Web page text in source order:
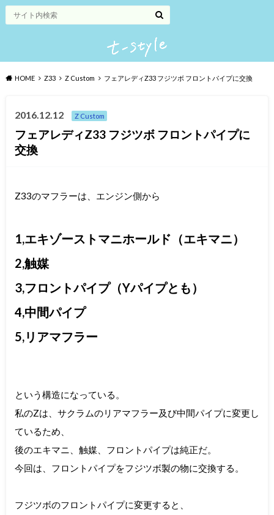
HOME Z33 Z Custom フェアレディZ33 フジツボ フロントパイプに交換
2016.12.12 Z Custom
フェアレディZ33 フジツボ フロントパイプに
交換
Z33のマフラーは、エンジン側から
1,エキゾーストマニホールド（エキマニ）
2,触媒
3,フロントパイプ（Yパイプとも）
4,中間パイプ
5,リアマフラー
という構造になっている。
私のZは、サクラムのリアマフラー及び中間パイプに変更し
ているため、
後のエキマニ、触媒、フロントパイプは純正だ。
今回は、フロントパイプをフジツボ製の物に交換する。
フジツボのフロントパイプに変更すると、